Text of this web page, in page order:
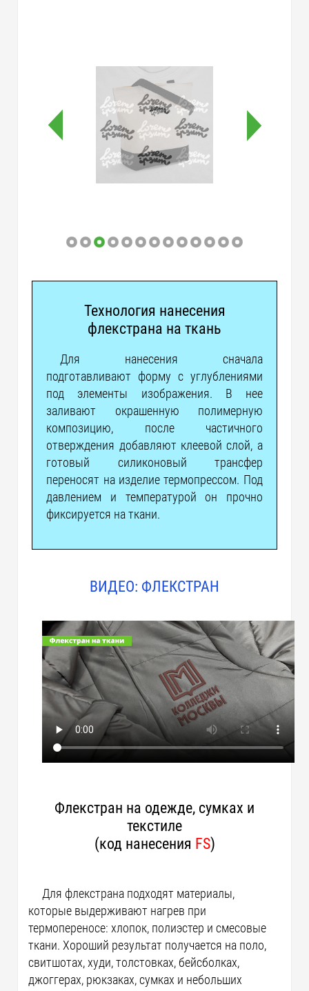
Технология нанесения
флекстрана на ткань
Для нанесения сначала
подготавливают форму с углублениями
под элементы изображения. В нее
заливают окрашенную полимерную
композицию, после частичного
отверждения добавляют клеевой слой, а
готовый силиконовый трансфер
переносят на изделие термопрессом. Под
давлением и температурой он прочно
фиксируется на ткани.
ВИДЕО: ФЛЕКСТРАН
Флекстран на одежде, сумках и
текстиле
(код нанесения FS)
Для флекстрана подходят материалы,
которые выдерживают нагрев при
термопереносе: хлопок, полиэстер и смесовые
ткани. Хороший результат получается на поло,
свитшотах, худи, толстовках, бейсболках,
джоггерах, рюкзаках, сумках и небольших